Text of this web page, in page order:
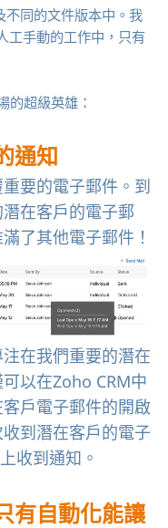
不同的文件版本中。我
工手動的工作中，只有
的超級英雄：
通知
要的電子郵件。到
在客戶的電子郵
了其他電子郵件！
在我們重要的潛在
以在Zoho CRM中
戶電子郵件的開啟
到潛在客戶的電子
收到通知。
有自動化能讓